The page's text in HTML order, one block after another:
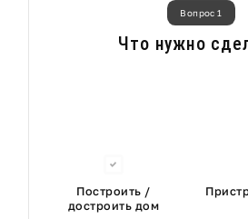
Вопрос 1
Что нужно
Построить /
достроить дом